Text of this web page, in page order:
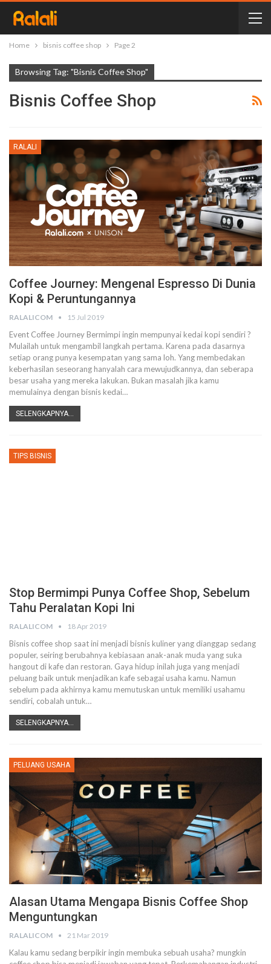
Home bisnis coffee shop Page 2
Browsing Tag: "bisnis Coffee Shop"
Bisnis Coffee Shop
RALALI
Coffee Journey: Mengenal Espresso Di Dunia
Kopi & Peruntungannya
RALALICOM 15 Jul 2019
Event Coffee Journey Bermimpi ingin mempunyai kedai kopi sendiri ?
Mulailah untuk mengambil langkah pertama. Karena pada dasarnya
setiap orang punya kesempatan yang sama loh. Yang membedakan
keberhasilan seseorang hanyalah cara mewujudkannya, dan seberapa
besar usaha yang mereka lakukan. Bukan masalah jika kamu
memulainya dengan bisnis kedai…
SELENGKAPNYA...
TIPS BISNIS
Stop Bermimpi Punya Coffee Shop, Sebelum
Tahu Peralatan Kopi Ini
RALALICOM 18 Apr 2019
Bisnis coffee shop saat ini menjadi bisnis kuliner yang dianggap sedang
populer, seiring berubahnya kebiasaan anak-anak muda yang suka
hangout di kafe dan restoran. Gaya hidup inilah juga yang menjadi
peluang baik untuk menjadikan kafe sebagai usaha kamu. Namun
sebelum pada akhirnya kamu memutuskan untuk memiliki usahamu
sendiri, cobalah untuk…
SELENGKAPNYA...
PELUANG USAHA
Alasan Utama Mengapa Bisnis Coffee Shop
Menguntungkan
RALALICOM 21 Mar 2019
Kalau kamu sedang berpikir ingin membuka sebuah usaha? mungkin